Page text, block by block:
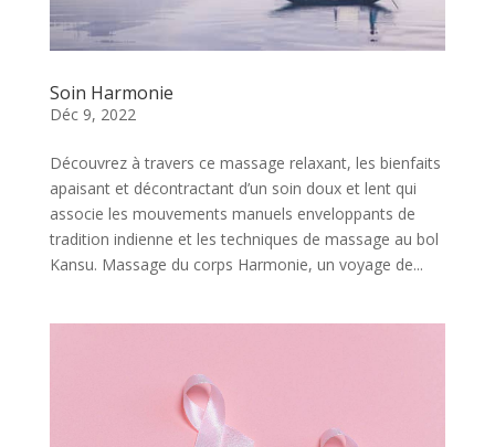
Soin Harmonie
Déc 9, 2022
Découvrez à travers ce massage relaxant, les bienfaits
apaisant et décontractant d’un soin doux et lent qui
associe les mouvements manuels enveloppants de
tradition indienne et les techniques de massage au bol
Kansu. Massage du corps Harmonie, un voyage de...